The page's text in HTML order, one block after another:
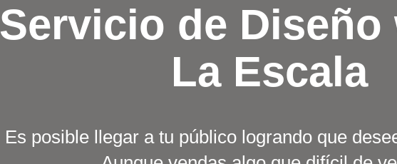
Servicio de Diseño
La Escala
Es posible llegar a tu público logrando que